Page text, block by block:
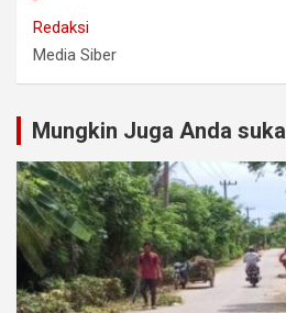
Redaksi
Media Siber
Mungkin Juga Anda suka